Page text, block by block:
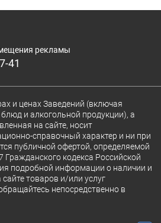
рекламы
41
и ценах Заведений (включая
и алкогольной продукции), а
на сайте, носит
справочный характер и ни при
публичной офертой, определяемой
кодекса Российской
подробной информации о наличии и
товаров и/или услуг
непосредственно в